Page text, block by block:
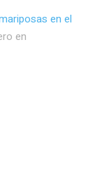
en el
en